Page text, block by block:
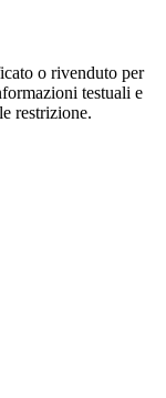
o rivenduto per
testuali e
restrizione.